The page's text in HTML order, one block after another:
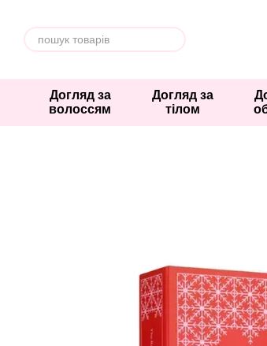
Догляд за
волоссям
Догляд за
тілом